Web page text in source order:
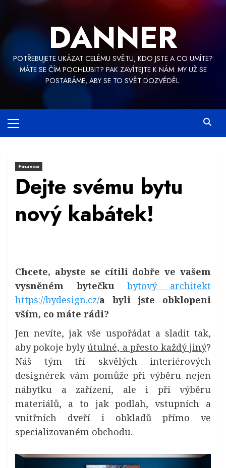
content
DANNER
POTŘEBUJETE UKÁZAT CELÉMU SVĚTU, KDO JSTE A CO UMÍTE?
MÁTE SE ČÍM POCHLUBIT? PAK ZAVÍTEJTE K NÁM. MY UŽ SE
POSTARÁME, ABY SE TO SVĚT DOZVĚDĚL.
Menu
Finance
Dejte svému bytu
nový kabátek!
Chcete, abyste se cítili dobře ve vašem
vysněném bytečkubytový architekt
https://bydesign.cz/a byli jste obklopeni
vším, co máte rádi?
Jen nevíte, jak vše uspořádat a sladit tak,
aby pokoje bylyútulné, a přesto každý jiný?
Náš tým tří skvělých interiérových
designérek vám pomůže při výběru nejen
nábytku a zařízení, ale i při výběru
materiálů, a to jak podlah, vstupních a
vnitřních dveří i obkladů přímo ve
specializovaném obchodu.